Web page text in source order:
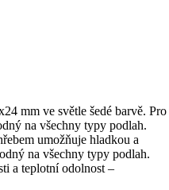
mm ve světle šedé barvě. Pro
na všechny typy podlah.
umožňuje hladkou a
na všechny typy podlah.
a teplotní odolnost –